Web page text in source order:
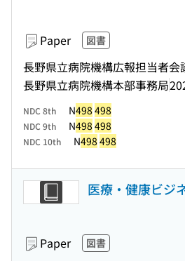
Paper 図書
長野県立病院機構広報担当者会
長野県立病院機構本部事務局
NDC 8th N498 498
NDC 9th N498 498
NDC 10th N498 498
医療・健康ビジ
Paper 図書